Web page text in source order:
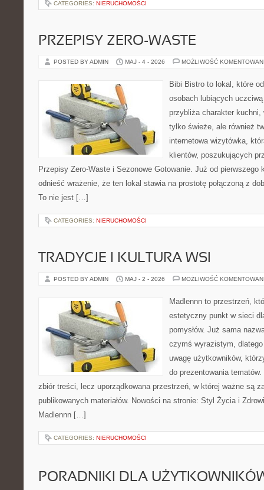
CATEGORIES: NIERUCHOMOŚCI
PRZEPISY ZERO-WASTE
POSTED BY ADMIN MAJ - 4 - 2026 MOŻLIWOŚĆ
Bibi Bistro to lokal, które
osobach lubiących
przybliża charakter
tylko świeże, ale również
internetowa wizytówka,
klientów, poszukujących
Przepisy Zero-Waste i Sezonowe Gotowanie. Już od pierwszego
odnieść wrażenie, że ten lokal stawia na prostotę połączoną z
To nie jest […]
CATEGORIES: NIERUCHOMOŚCI
TRADYCJE I KULTURA WSI
POSTED BY ADMIN MAJ - 2 - 2026 MOŻLIWOŚĆ
Madlennn to przestrzeń,
estetyczny punkt w sieci
pomysłów. Już sama
czymś wyrazistym,
uwagę użytkowników,
do prezentowania
zbiór treści, lecz uporządkowana przestrzeń, w której ważne są
publikowanych materiałów. Nowości na stronie: Styl Życia i
Madlennn […]
CATEGORIES: NIERUCHOMOŚCI
PORADNIKI DLA